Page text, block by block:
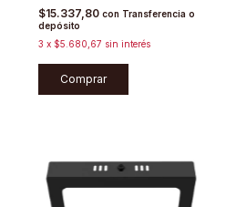
$15.337,80 con Transferencia o
depósito
3 x $5.680,67 sin interés
Comprar